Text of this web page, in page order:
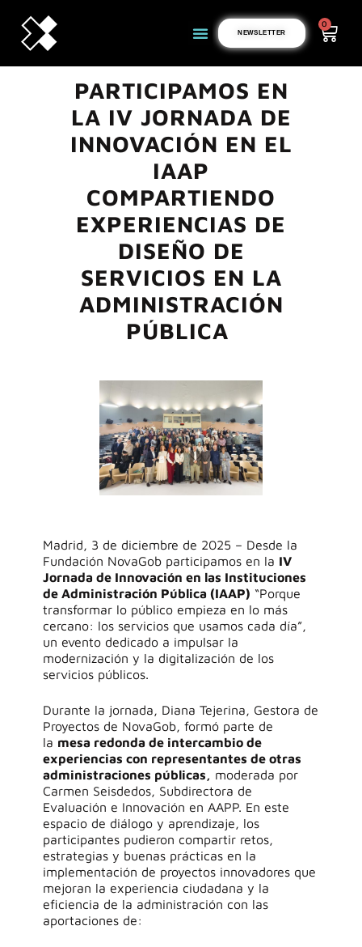
NEWSLETTER
0
PARTICIPAMOS EN
LA IV JORNADA DE
INNOVACIÓN EN EL
IAAP
COMPARTIENDO
EXPERIENCIAS DE
DISEÑO DE
SERVICIOS EN LA
ADMINISTRACIÓN
PÚBLICA
Madrid , 3 de diciembre de 2025 – Desde la
Fundación NovaGobparticipamosen la IV
Jornada de Innovación en las Instituciones
de Administración Pública (IAAP) “Porque
transformar lo público empieza en lo más
cercano: los servicios que usamos cada día”,
un evento dedicado a impulsar la
modernización y la digitalización de los
servicios públicos.
Durante la jornada, Diana Tejerina,
Gestora de
Proyectos de NovaGob, formó parte de
la mesa redonda de intercambio de
experiencias con representantes de otras
administraciones públicas
moderada por
Carmen Seisdedos, Subdirectora de
Evaluación e Innovación en AAPP. En este
espacio de diálogo y aprendizaje, los
participantes pudieron compartir retos,
estrategias y buenas prácticas en la
implementación de proyectos innovadores que
mejoran la experiencia ciudadana y la
eficiencia de la administración con las
aportaciones de: